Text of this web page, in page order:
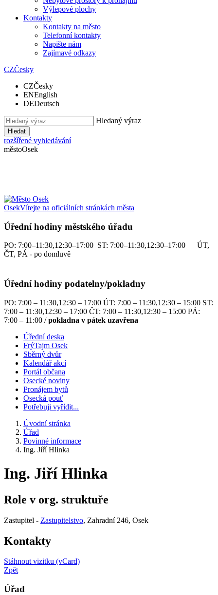
Výlepové plochy
Kontakty
Kontakty na město
Telefonní kontakty
Napište nám
Zajímavé odkazy
CZČesky
CZČesky
ENEnglish
DEDeutsch
Hledaný výraz
Hledat
rozšířené vyhledávání
městoOsek
OsekVítejte na oficiálních stránkách města
Úřední hodiny městského úřadu
PO: 7:00–11:30,12:30–17:00 ST: 7:00–11:30,12:30–17:00 ÚT,
ČT, PÁ - po domluvě
Úřední hodiny podatelny/pokladny
PO: 7:00 – 11:30,12:30 – 17:00 ÚT: 7:00 – 11:30,12:30 – 15:00 ST:
7:00 – 11:30,12:30 – 17:00 ČT: 7:00 – 11:30,12:30 – 15:00 PÁ:
7:00 – 11:00 /pokladna v pátek uzavřena
Úřední deska
FrýTajm Osek
Sběrný dvůr
Kalendář akcí
Portál občana
Osecké noviny
Pronájem bytů
Osecká pouť
Potřebuji vyřídit...
Úvodní stránka
Úřad
Povinné informace
Ing. Jiří Hlinka
Ing. Jiří Hlinka
Role v org. struktuře
Zastupitel - Zastupitelstvo, Zahradní 246, Osek
Kontakty
Stáhnout vizitku (vCard)
Zpět
Úřad